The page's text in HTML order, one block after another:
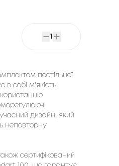
1
постільної
в собі м'якість,
дизайн, який
неповторну
сертифікований